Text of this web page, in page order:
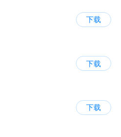
下载
下载
下载